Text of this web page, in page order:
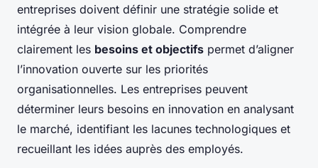
entreprises doivent définir une stratégie solide et
intégrée à leur vision globale. Comprendre
clairement les besoins et objectifs permet d’aligner
l’innovation ouverte sur les priorités
organisationnelles. Les entreprises peuvent
déterminer leurs besoins en innovation en analysant
le marché, identifiant les lacunes technologiques et
recueillant les idées auprès des employés.